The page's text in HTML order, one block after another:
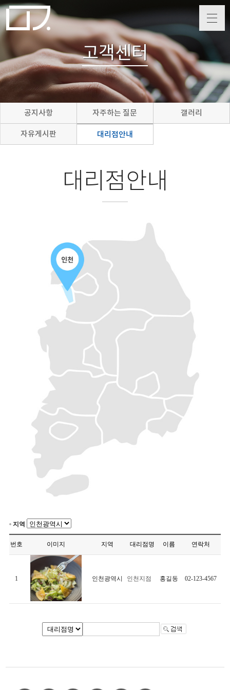
고객센터
공지사항 자주하는 질문 갤러리
자유게시판 대리점안내
대리점안내
지역
번호 이미지 지역 대리점명 이름 연락처
1 인천광역시 인천지점 홍길동 02-123-4567